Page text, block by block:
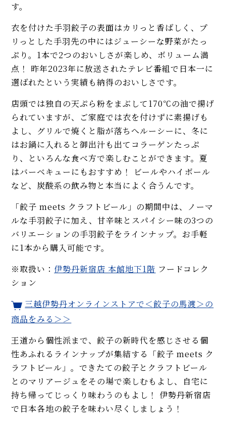
す。
衣を付けた手羽餃子の表面はカリっと香ばしく、プ
リっとした手羽先の中にはジューシーな野菜がたっ
ぷり。1本で2つのおいしさが楽しめ、ボリューム満
点！ 昨年2023年に放送されたテレビ番組で日本一に
選ばれたという実績も納得のおいしさです。
店頭では独自の天ぷら粉をまぶして170℃の油で揚げ
られていますが、ご家庭では衣を付けずに素揚げも
よし、グリルで焼くと脂が落ちへルーシーに、冬に
はお鍋に入れると御出汁も出てコラーゲンたっぷ
り、といろんな食べ方で楽しむことができます。夏
はバーベキューにもおすすめ！ ビールやハイボール
など、炭酸系の飲み物と本当によく合うんです。
「餃子 meets クラフトビール」の期間中は、ノーマ
ルな手羽餃子に加え、甘辛味とスパイシー味の3つの
バリエーションの手羽餃子をラインナップ。お手軽
に1本から購入可能です。
※取扱い： 伊勢丹新宿店 本館地下1階 フードコレク
ション
三越伊勢丹オンラインストアで＜餃子の馬渡＞の
商品をみる＞＞
王道から個性派まで、餃子の新時代を感じさせる個
性あふれるラインナップが集結する「餃子 meets ク
ラフトビール」。できたての餃子とクラフトビール
とのマリアージュをその場で楽しむもよし、自宅に
持ち帰ってじっくり味わうのもよし！ 伊勢丹新宿店
で日本各地の餃子を味わい尽くしましょう！